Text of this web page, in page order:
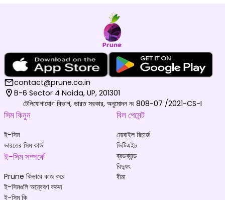
contact@prune.co.in
B-6 Sector 4 Noida, UP, 201301
টেলিযোগাযোগ বিভাগ, ভারত সরকার, অনুমোদন নং 808-07 /2021-CS-I
সিম কিনুন
ই-সিম
ভারতের সিম কার্ড
ই-সিম সম্পর্কে
Prune কিভাবে কাজ করে
ই-সিমগুলি অন্বেষণ করুন
ই-সিম কি
বিল পেমেন্ট
মোবাইল রিচার্জ
ডিটিএইচ
ব্রডব্যান্ড
বিদ্যুৎ
বীমা